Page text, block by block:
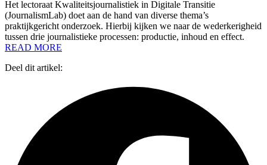
Het lectoraat Kwaliteitsjournalistiek in Digitale Transitie
(JournalismLab) doet aan de hand van diverse thema’s
praktijkgericht onderzoek. Hierbij kijken we naar de wederkerigheid
tussen drie journalistieke processen: productie, inhoud en effect.
READ MORE
Deel dit artikel: